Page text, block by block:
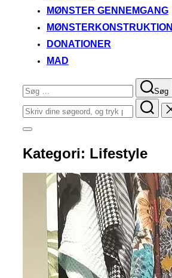
MØNSTER GENNEMGANG
MØNSTERKONSTRUKTION
DONATIONER
MAD
Søg
efter:
Søg
Søg
efter:
Slå
i
sidekolonne
Kategori: Lifestyle